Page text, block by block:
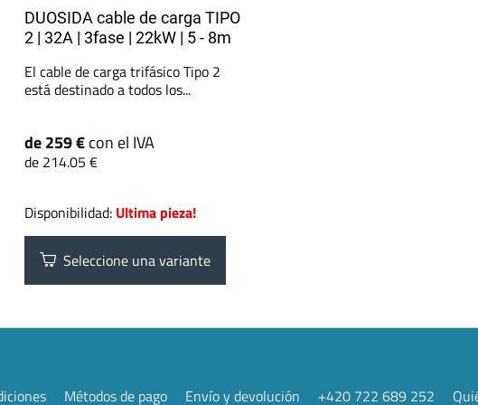
DUOSIDA cable de carga TIPO
2 | 32A | 3fase | 22kW | 5 - 8m
El cable de carga trifásico Tipo 2
está destinado a todos los...
de 259 €con el IVA
de 214.05 €
Disponibilidad: Ultima pieza!
Seleccione una variante
Métodos de pago Envío y devolución +420 722 689 252